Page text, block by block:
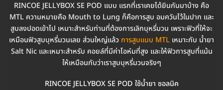
RINCOE JELLYBOX SE POD แบบ แรกที่เราเคยได้ยินกันมาบ้าง คือ
MTL ความหมายคือ Mouth to Lung ก็คือการสูบ อมควันไว้ในปาก และ
สูบลงปอดเข้าไป เหมาะสำหรับท่านที่ต้องการเลิกบุหรี่มวน เพราะฟิวที่ให้จะ
เหมือนฟิวสูบบุหรี่มวนเลย ส่วนใหญ่แล้ว การสูบแบบ MTL เหมาะกับ น้ำยา
Salt Nic และเหมาะสำหรับ คอยล์ที่มีค่าโอห์มที่สูง และให้ฟิวการสูบที่แน้น
ให้เหมือนกับว่าเราสูบบุหรี่มวนจริงๆ
RINCOE JELLYBOX SE POD ใช้น้ำยา ซอลนิค